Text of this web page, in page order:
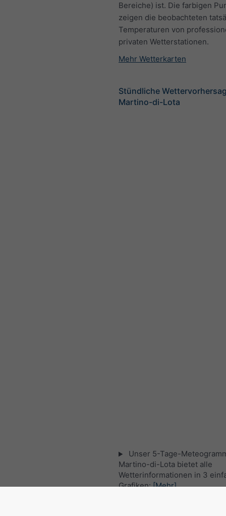
Bereiche) ist. Die farbigen
zeigen die beobachteten
Temperaturen von
privaten Wetterstationen.
Mehr Wetterkarten
Stündliche
Martino-di-Lota
Unser 5-Tage-
Martino-di-Lota bietet alle
Wetterinformationen in 3
Grafiken:[Mehr]